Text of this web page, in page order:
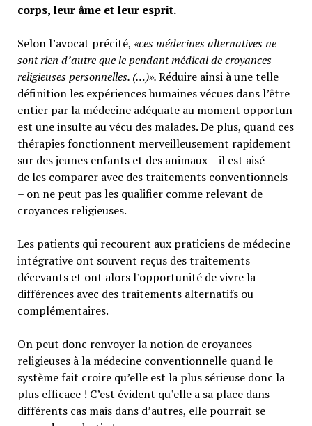
corps, leur âme et leur esprit.
Selon l’avocat précité, «ces médecines alternatives ne
sont rien d’autre que le pendant médical de croyances
religieuses personnelles. (…)».Réduire ainsi à une telle
définition les expériences humaines vécues dans l’être
entier par la médecine adéquate au moment opportun
est une insulte au vécu des malades. De plus, quand ces
thérapies fonctionnent merveilleusement rapidement
sur des jeunes enfants et des animaux – il est aisé
de les comparer avec des traitements conventionnels
– on ne peut pas les qualifier comme relevant de
croyances religieuses.
Les patients qui recourent aux praticiens de médecine
intégrative ont souvent reçus des traitements
décevants et ont alors l’opportunité de vivre la
différences avec des traitements alternatifs ou
complémentaires.
On peut donc renvoyer la notion de croyances
religieuses à la médecine conventionnelle quand le
système fait croire qu’elle est la plus sérieuse donc la
plus efficace ! C’est évident qu’elle a sa place dans
différents cas mais dans d’autres, elle pourrait se